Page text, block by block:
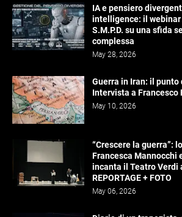
IA e pensiero
intelligence: il webinar
S.M.P.D. su una sfida
complessa
May 28, 2026
Guerra in Iran: il
Intervista a Francesco
May 10, 2026
“Crescere la guerra”:
Francesca Mannocchi
incanta il Teatro Verdi
REPORTAGE + FOTO
May 06, 2026